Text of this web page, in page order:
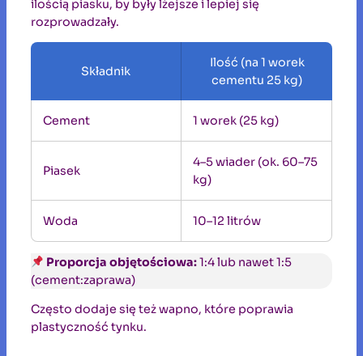
ilością piasku, by były lżejsze i lepiej się
rozprowadzały.
Składnik
Ilość (na 1 worek
cementu 25 kg)
Cement 1 worek (25 kg)
Piasek
4–5 wiader (ok. 60–75
kg)
Woda 10–12 litrów
Proporcja objętościowa:1:4 lub nawet 1:5
(cement:zaprawa)
Często dodaje się też wapno, które poprawia
plastyczność tynku.